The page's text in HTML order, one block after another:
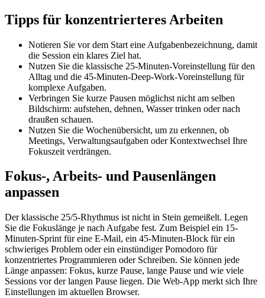
Tipps für konzentrierteres Arbeiten
Notieren Sie vor dem Start eine Aufgabenbezeichnung, damit
die Session ein klares Ziel hat.
Nutzen Sie die klassische 25-Minuten-Voreinstellung für den
Alltag und die 45-Minuten-Deep-Work-Voreinstellung für
komplexe Aufgaben.
Verbringen Sie kurze Pausen möglichst nicht am selben
Bildschirm: aufstehen, dehnen, Wasser trinken oder nach
draußen schauen.
Nutzen Sie die Wochenübersicht, um zu erkennen, ob
Meetings, Verwaltungsaufgaben oder Kontextwechsel Ihre
Fokuszeit verdrängen.
Fokus-, Arbeits- und Pausenlängen
anpassen
Der klassische 25/5-Rhythmus ist nicht in Stein gemeißelt. Legen
Sie die Fokuslänge je nach Aufgabe fest. Zum Beispiel ein 15-
Minuten-Sprint für eine E-Mail, ein 45-Minuten-Block für ein
schwieriges Problem oder ein einstündiger Pomodoro für
konzentriertes Programmieren oder Schreiben. Sie können jede
Länge anpassen: Fokus, kurze Pause, lange Pause und wie viele
Sessions vor der langen Pause liegen. Die Web-App merkt sich Ihre
Einstellungen im aktuellen Browser.